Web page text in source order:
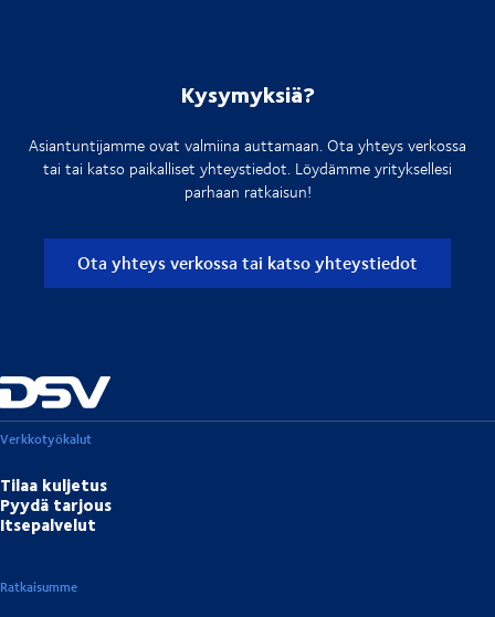
Kysymyksiä?
Asiantuntijamme ovat valmiina auttamaan. Ota yhteys verkossa
tai tai katso paikalliset yhteystiedot. Löydämme yrityksellesi
parhaan ratkaisun!
Ota yhteys verkossa tai katso yhteystiedot
Verkkotyökalut
Tilaa kuljetus
Pyydä tarjous
Itsepalvelut
Ratkaisumme